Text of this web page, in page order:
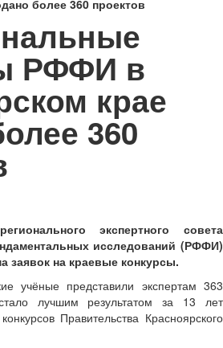
более 360 проектов
РФФИ в
крае
360
экспертного совета
исследований (РФФИ)
заявок на краевые конкурсы.
учёные представили экспертам 363
лучшим результатом за 13 лет
Правительства Красноярского